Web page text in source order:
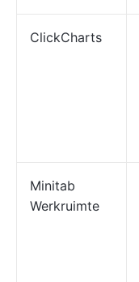
ClickCharts
Minitab
Werkruimte